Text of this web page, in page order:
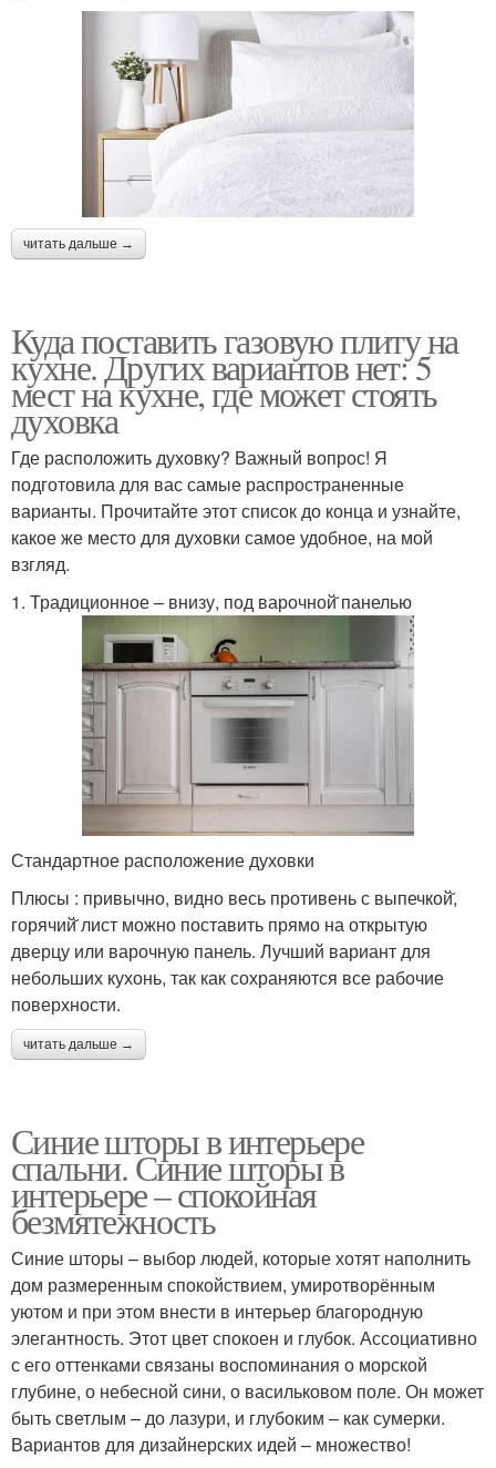
читать дальше →
Куда поставить газовую плиту на
кухне. Других вариантов нет: 5
мест на кухне, где может стоять
духовка
Где расположить духовку? Важный вопрос! Я
подготовила для вас самые распространенные
варианты. Прочитайте этот список до конца и узнайте,
какое же место для духовки самое удобное, на мой
взгляд.
1. Традиционное – внизу, под варочной̆ панелью
Стандартное расположение духовки
Плюсы : привычно, видно весь противень с выпечкой̆,
горячий̆ лист можно поставить прямо на открытую
дверцу или варочную панель. Лучший вариант для
небольших кухонь, так как сохраняются все рабочие
поверхности.
читать дальше →
Синие шторы в интерьере
спальни. Синие шторы в
интерьере – спокойная
безмятежность
Синие шторы – выбор людей, которые хотят наполнить
дом размеренным спокойствием, умиротворённым
уютом и при этом внести в интерьер благородную
элегантность. Этот цвет спокоен и глубок. Ассоциативно
с его оттенками связаны воспоминания о морской
глубине, о небесной сини, о васильковом поле. Он может
быть светлым – до лазури, и глубоким – как сумерки.
Вариантов для дизайнерских идей – множество!